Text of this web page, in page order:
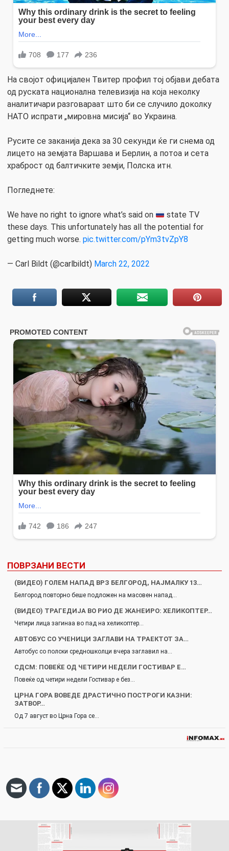
На својот официјален Твитер профил тој објави дебата
од руската национална телевизија на која неколку
аналитичари разговараат што би се случило доколку
НАТО испрати „мировна мисија“ во Украина.
Русите се заканија дека за 30 секунди ќе ги снема од
лицето на земјата Варшава и Берлин, а потоа и сета
храброст од балтичките земји, Полска итн.
Погледнете:
We have no right to ignore what’s said on
state TV
these days. This unfortunately has all the potential for
getting much worse. pic.twitter.com/pYm3tvZpY8
— Carl Bildt (@carlbildt) March 22, 2022
ПОВРЗАНИ ВЕСТИ
(ВИДЕО) ГОЛЕМ НАПАД ВРЗ БЕЛГОРОД, НАЈМАЛКУ 13…
Белгород повторно беше подложен на масовен напад…
(ВИДЕО) ТРАГЕДИЈА ВО РИО ДЕ ЖАНЕИРО: ХЕЛИКОПТЕР…
Четири лица загинаа во пад на хеликоптер…
АВТОБУС СО УЧЕНИЦИ ЗАГЛАВИ НА ТРАЕКТОТ ЗА…
Автобус со полски средношколци вчера заглавил на…
СДСМ: ПОВЕЌЕ ОД ЧЕТИРИ НЕДЕЛИ ГОСТИВАР Е…
Повеќе од четири недели Гостивар е без…
ЦРНА ГОРА ВОВЕДЕ ДРАСТИЧНО ПОСТРОГИ КАЗНИ:
ЗАТВОР…
Од 7 август во Црна Гора се…